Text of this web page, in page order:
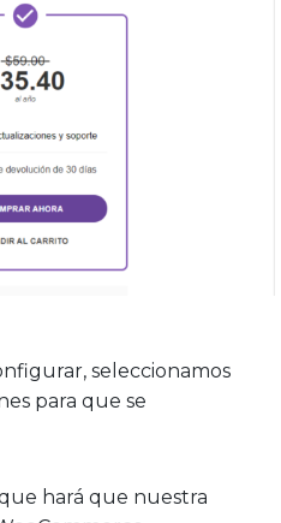
seleccionamos
para que se
hará que nuestra